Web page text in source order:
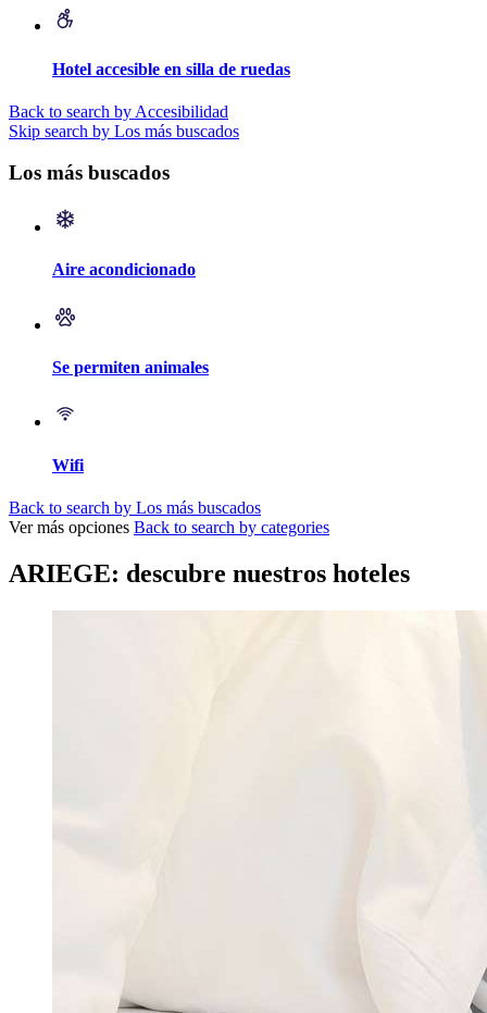
Hotel accesible en silla de ruedas
Back to search by Accesibilidad
Skip search by Los más buscados
Los más buscados
Aire acondicionado
Se permiten animales
Wifi
Back to search by Los más buscados
Ver más opciones Back to search by categories
ARIEGE: descubre nuestros hoteles